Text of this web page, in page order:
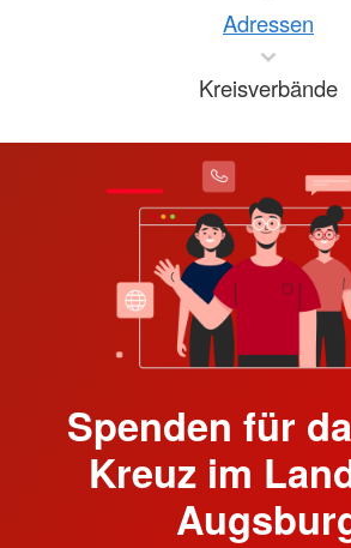
Adressen
Kreisverbände
Spenden für
Kreuz im